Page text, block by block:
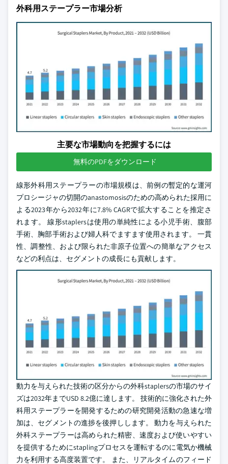
外科用ステープラー市場分析
主要な市場動向を把握するには
無料のPDFをダウンロード
線形外科用ステープラーの市場規模は、前例の暫定的な運河
プロシージャの切開のanastomosisのための高められた採用に
よる2023年から2032年に7.8% CAGRで拡大することを推定さ
れます。 線形staplersは使用の単純性による小児手術、腹部
手術、胸部手術および婦人科でますます使用されます。 一貫
性、調整性、および限られた非原子位置への簡単なアクセス
などの利点は、セグメントの成長にも貢献します。
動力を与えられた技術の区分からの外科staplersの市場のサイ
ズは2032年までUSD 8.2億に達します。 技術的に強化された外
科用ステープラーを開発するための研究開発活動の急速な増
加は、セグメントの進捗を後押しします。 動力を与えられた
外科ステープラーは高められた精密、速度および使いやすい
を提供するためにstaplingプロセスを運転するのに電気か機械
力を利用する高度装置です。 また、リアルタイムのフィード